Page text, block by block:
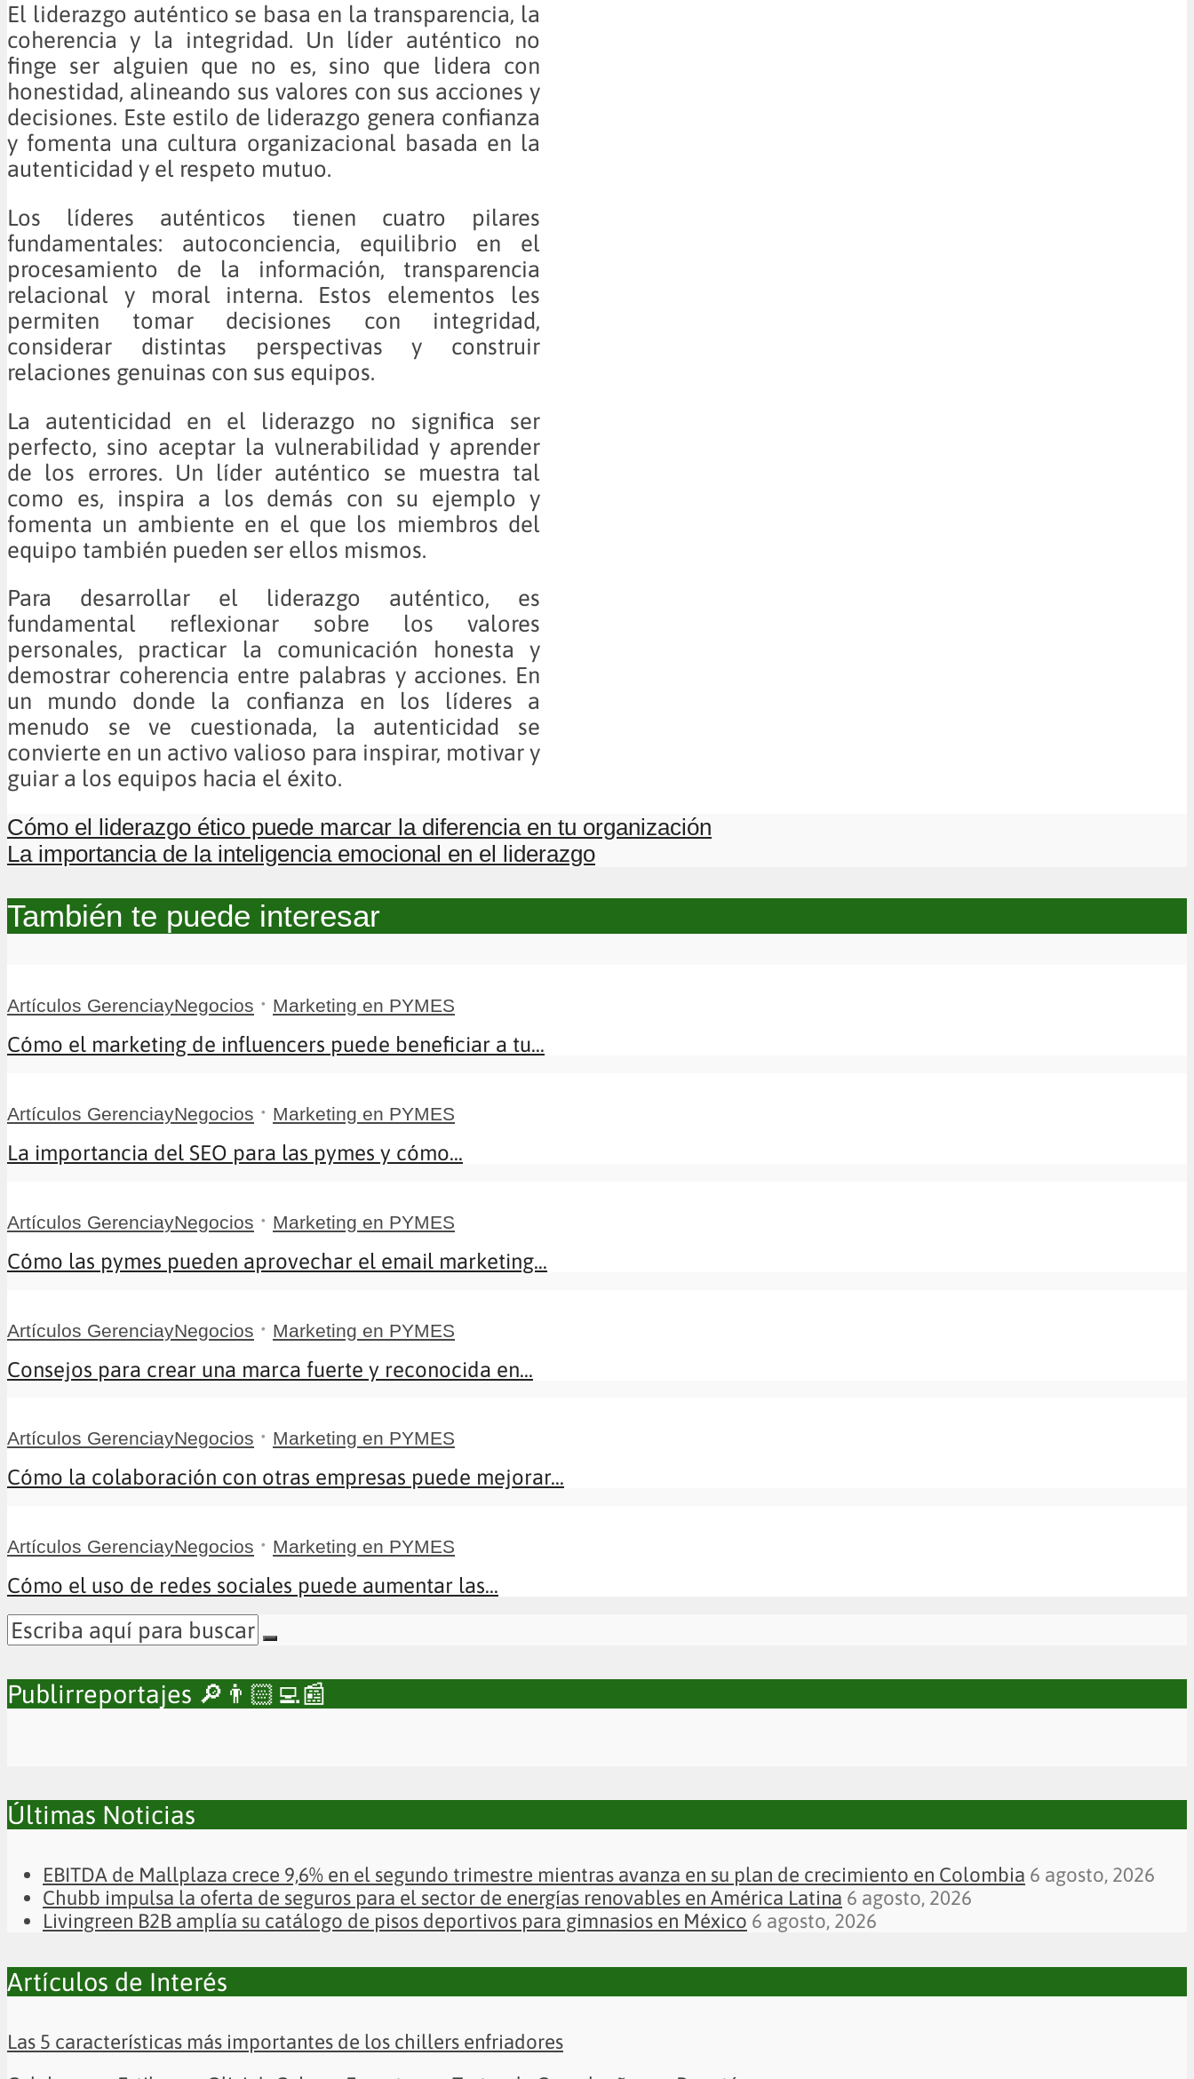
El liderazgo auténtico se basa en la transparencia, la
coherencia y la integridad. Un líder auténtico no
finge ser alguien que no es, sino que lidera con
honestidad, alineando sus valores con sus acciones y
decisiones. Este estilo de liderazgo genera confianza
y fomenta una cultura organizacional basada en la
autenticidad y el respeto mutuo.
Los líderes auténticos tienen cuatro pilares
fundamentales: autoconciencia, equilibrio en el
procesamiento de la información, transparencia
relacional y moral interna. Estos elementos les
permiten tomar decisiones con integridad,
considerar distintas perspectivas y construir
relaciones genuinas con sus equipos.
La autenticidad en el liderazgo no significa ser
perfecto, sino aceptar la vulnerabilidad y aprender
de los errores. Un líder auténtico se muestra tal
como es, inspira a los demás con su ejemplo y
fomenta un ambiente en el que los miembros del
equipo también pueden ser ellos mismos.
Para desarrollar el liderazgo auténtico, es
fundamental reflexionar sobre los valores
personales, practicar la comunicación honesta y
demostrar coherencia entre palabras y acciones. En
un mundo donde la confianza en los líderes a
menudo se ve cuestionada, la autenticidad se
convierte en un activo valioso para inspirar, motivar y
guiar a los equipos hacia el éxito.
Cómo el liderazgo ético puede marcar la diferencia en tu organización
La importancia de la inteligencia emocional en el liderazgo
También te puede interesar
Artículos GerenciayNegocios • Marketing en PYMES
Cómo el marketing de influencers puede beneficiar a tu...
Artículos GerenciayNegocios • Marketing en PYMES
La importancia del SEO para las pymes y cómo...
Artículos GerenciayNegocios • Marketing en PYMES
Cómo las pymes pueden aprovechar el email marketing...
Artículos GerenciayNegocios • Marketing en PYMES
Consejos para crear una marca fuerte y reconocida en...
Artículos GerenciayNegocios • Marketing en PYMES
Cómo la colaboración con otras empresas puede mejorar...
Artículos GerenciayNegocios • Marketing en PYMES
Cómo el uso de redes sociales puede aumentar las...
Publirreportajes 🔎👨🏻‍💻📰
Últimas Noticias
EBITDA de Mallplaza crece 9,6% en el segundo trimestre mientras avanza en su plan de crecimiento en Colombia 6 agosto, 2026
Chubb impulsa la oferta de seguros para el sector de energías renovables en América Latina 6 agosto, 2026
Livingreen B2B amplía su catálogo de pisos deportivos para gimnasios en México 6 agosto, 2026
Artículos de Interés
Las 5 características más importantes de los chillers enfriadores